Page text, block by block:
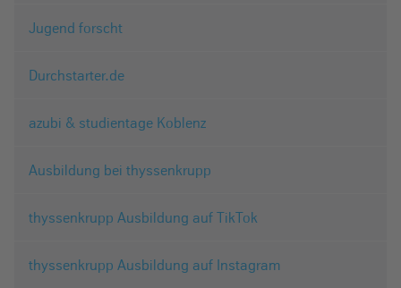
Jugend forscht
Durchstarter.de
azubi & studientage Koblenz
Ausbildung bei thyssenkrupp
thyssenkrupp Ausbildung auf TikTok
thyssenkrupp Ausbildung auf Instagram